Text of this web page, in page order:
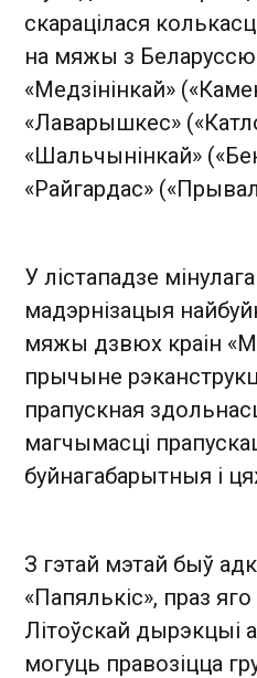
скарацілася
на мяжы з
«Медзінінкай»
«Лаварышкес»
«Шальчынінкай»
«Райгардас»
У лістападзе
мадэрнізацыя
мяжы дзвюх краін
прычыне
прапускная
магчымасці
буйнагабарытныя і
З гэтай мэтай быў
«Папялькіс», праз
Літоўскай дырэкцыі
могуць правозіцца